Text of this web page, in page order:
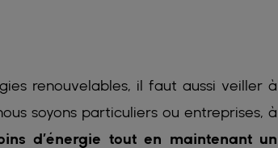
renouvelables, il faut aussi veiller à
soyons particuliers ou entreprises, à
d’énergie tout en maintenant un